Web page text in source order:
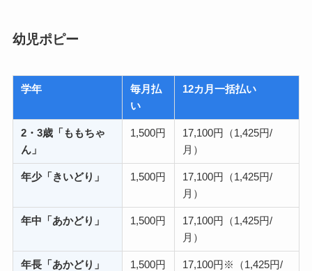
幼児ポピー
学年
毎月払
い
12カ月一括払い
2・3歳「ももちゃ
ん」
1,500円
17,100円（1,425円/
月）
年少「きいどり」 1,500円
17,100円（1,425円/
月）
年中「あかどり」 1,500円
17,100円（1,425円/
月）
年長「あかどり」 1,500円
17,100円※（1,425円/